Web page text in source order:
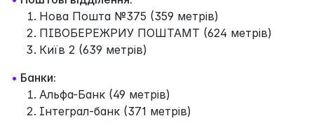
Нова Пошта №375 (359 метрів)
ПІВОБЕРЕЖРИУ ПОШТАМТ (624 метрів)
Київ 2 (639 метрів)
• Банки:
Альфа-Банк (49 метрів)
Інтеграл-банк (371 метрів)